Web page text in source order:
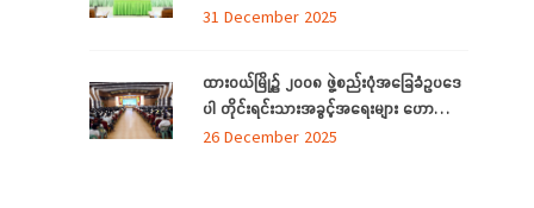
သက်သာချောင်ချိရေးအတွက် ထောက်ပံ့
အခမ်းအနား(၆/၂၀၂၅)ကျင်းပ
31 December 2025
ထားဝယ်မြို့၌ ၂၀၀၈ ဖွဲ့စည်းပုံအခြေခံဥပဒေ
ပါ တိုင်းရင်းသားအခွင့်အရေးများ ဟောပြော
ဆွေးနွေးပွဲကျင်းပ
26 December 2025